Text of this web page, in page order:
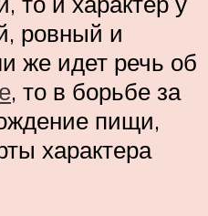
ровный и
же идет речь об
, то в борьбе за
пищи,
характера